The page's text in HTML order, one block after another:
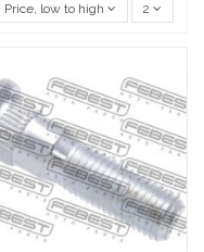
Price, low to high 2